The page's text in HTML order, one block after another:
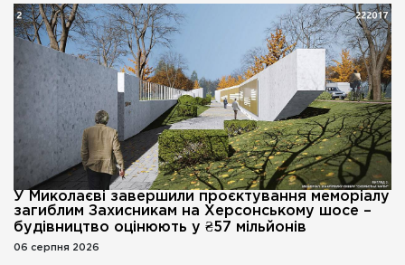
У Миколаєві завершили проєктування меморіалу
загиблим Захисникам на Херсонському шосе –
будівництво оцінюють у ₴57 мільйонів
06 серпня 2026